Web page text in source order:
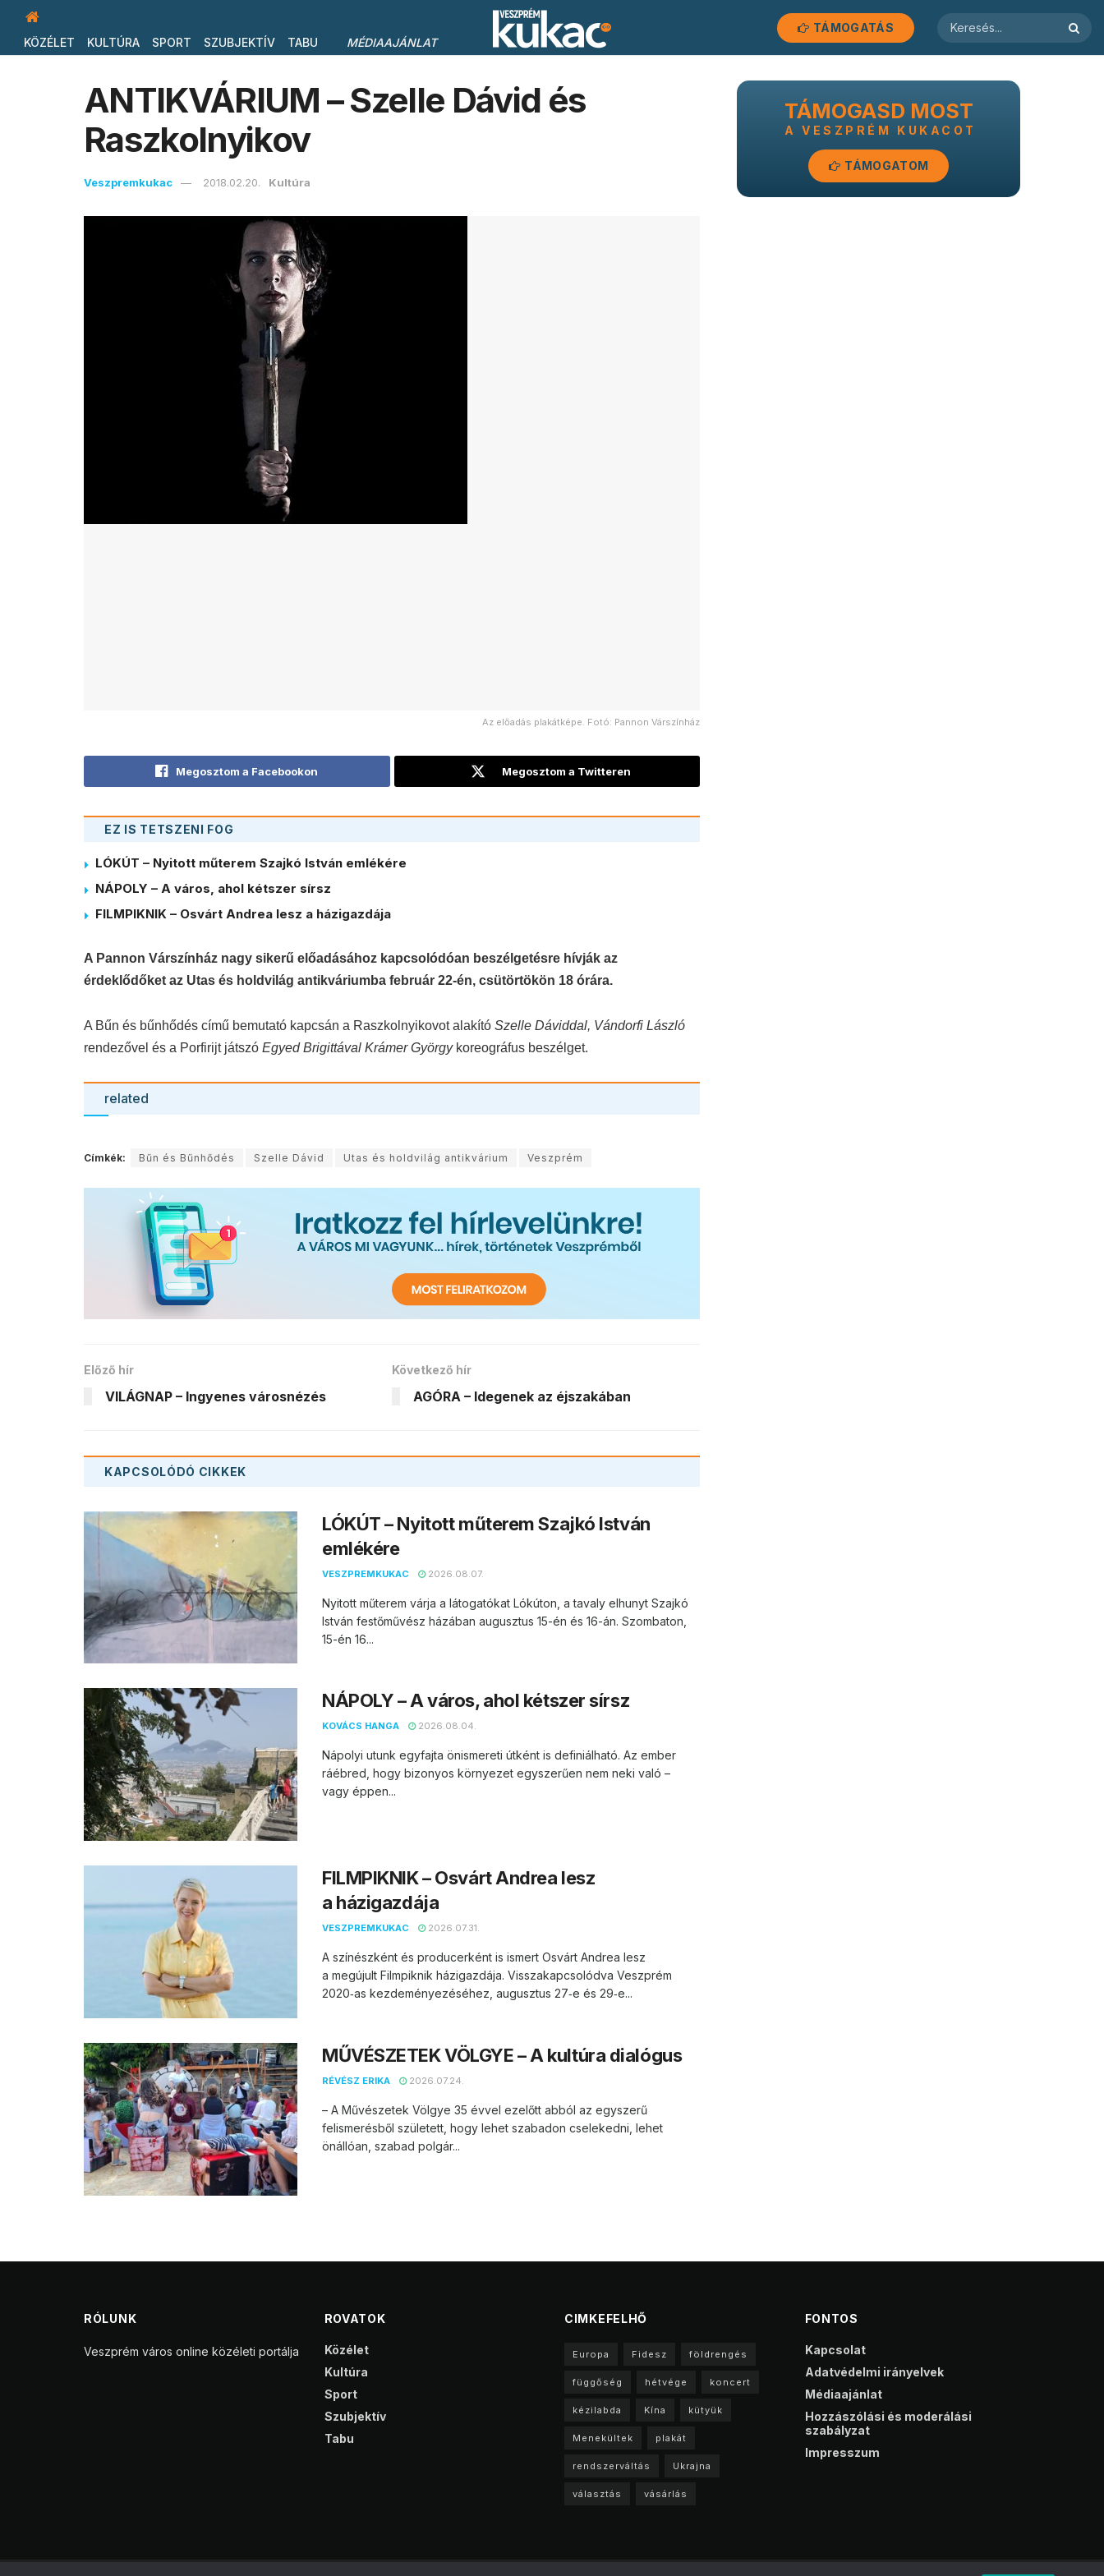
KÖZÉLET KULTÚRA SPORT SZUBJEKTÍV TABU MÉDIAAJÁNLAT
TÁMOGATÁS
ANTIKVÁRIUM – Szelle Dávid és
Raszkolnyikov
Veszpremkukac 2018.02.20. Kultúra
Az előadás plakátképe. Fotó: Pannon Várszínház
Megosztom a Facebookon Megosztom a Twitteren
EZ IS TETSZENI FOG
LÓKÚT – Nyitott műterem Szajkó István emlékére
NÁPOLY – A város, ahol kétszer sírsz
FILMPIKNIK – Osvárt Andrea lesz a házigazdája
A Pannon Várszínház nagy sikerű előadásához kapcsolódóan beszélgetésre hívják az
érdeklődőket az Utas és holdvilág antikváriumba február 22-én, csütörtökön 18 órára.
A Bűn és bűnhődés című bemutató kapcsán a Raszkolnyikovot alakító Szelle Dáviddal, Vándorfi László
rendezővel és a Porfirijt játszó Egyed Brigittával Krámer Györgykoreográfus beszélget.
related
Címkék: Bűn és Bűnhődés Szelle Dávid Utas és holdvilág antikvárium Veszprém
Előző hír
VILÁGNAP – Ingyenes városnézés
Következő hír
AGÓRA – Idegenek az éjszakában
KAPCSOLÓDÓ CIKKEK
LÓKÚT – Nyitott műterem Szajkó István
emlékére
VESZPREMKUKAC 2026.08.07.
Nyitott műterem várja a látogatókat Lókúton, a tavaly elhunyt Szajkó
István festőművész házában augusztus 15-én és 16-án. Szombaton,
15-én 16...
NÁPOLY – A város, ahol kétszer sírsz
KOVÁCS HANGA 2026.08.04.
Nápolyi utunk egyfajta önismereti útként is definiálható. Az ember
ráébred, hogy bizonyos környezet egyszerűen nem neki való –
vagy éppen...
FILMPIKNIK – Osvárt Andrea lesz
a házigazdája
VESZPREMKUKAC 2026.07.31.
A színészként és producerként is ismert Osvárt Andrea lesz
a megújult Filmpiknik házigazdája. Visszakapcsolódva Veszprém
2020‑as kezdeményezéséhez, augusztus 27‑e és 29‑e...
MŰVÉSZETEK VÖLGYE – A kultúra dialógus
RÉVÉSZ ERIKA 2026.07.24.
– A Művészetek Völgye 35 évvel ezelőtt abból az egyszerű
felismerésből született, hogy lehet szabadon cselekedni, lehet
önállóan, szabad polgár...
TÁMOGASD MOST
A VESZPRÉM KUKACOT
TÁMOGATOM
RÓLUNK
Veszprém város online közéleti portálja
ROVATOK
Közélet
Kultúra
Sport
Szubjektív
Tabu
CIMKEFELHŐ
Europa Fidesz földrengés
függőség hétvége koncert
kézilabda Kína kütyük
Menekültek plakát
rendszerváltás Ukrajna
választás vásárlás
FONTOS
Kapcsolat
Adatvédelmi irányelvek
Médiaajánlat
Hozzászólási és moderálási
szabályzat
Impresszum